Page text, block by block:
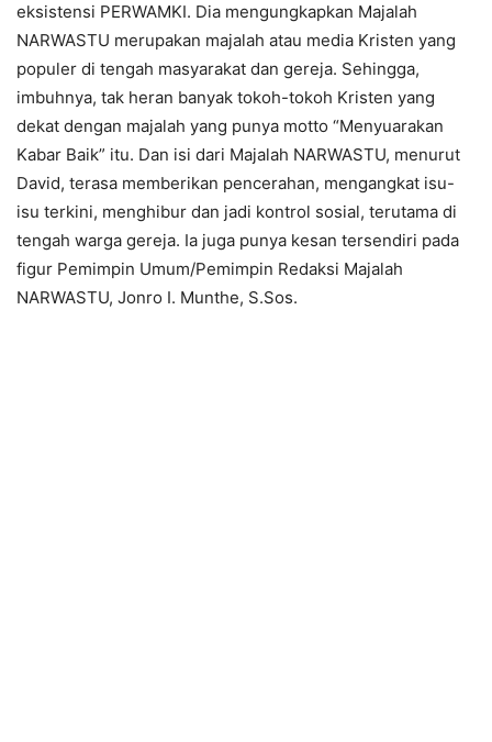
eksistensi PERWAMKI. Dia mengungkapkan Majalah
NARWASTU merupakan majalah atau media Kristen yang
populer di tengah masyarakat dan gereja. Sehingga,
imbuhnya, tak heran banyak tokoh-tokoh Kristen yang
dekat dengan majalah yang punya motto “Menyuarakan
Kabar Baik” itu. Dan isi dari Majalah NARWASTU, menurut
David, terasa memberikan pencerahan, mengangkat isu-
isu terkini, menghibur dan jadi kontrol sosial, terutama di
tengah warga gereja. Ia juga punya kesan tersendiri pada
figur Pemimpin Umum/Pemimpin Redaksi Majalah
NARWASTU, Jonro I. Munthe, S.Sos.